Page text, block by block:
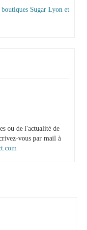
Sugar Lyon et
ou de l'actualité de
vous par mail à